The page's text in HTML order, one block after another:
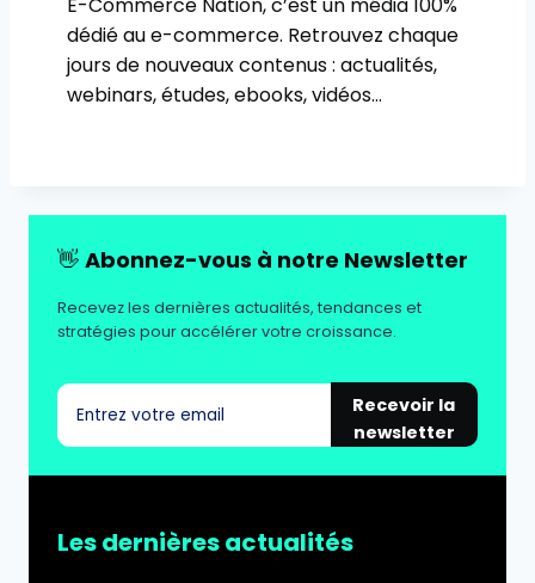
E-Commerce Nation, c’est un média 100%
dédié au e-commerce. Retrouvez chaque
jours de nouveaux contenus : actualités,
webinars, études, ebooks, vidéos…
👋 Abonnez-vous à notre Newsletter
Recevez les dernières actualités, tendances et
stratégies pour accélérer votre croissance.
Recevoir la
newsletter
Les dernières actualités